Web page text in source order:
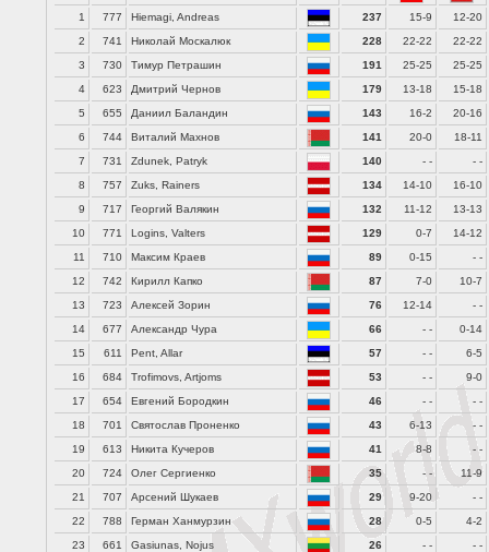
1
777 Hiemagi, Andreas 237 15-9
12-20
2
741 Николай Москалюк 228 22-22
22-22
3
730 Тимур Петрашин 191 25-25
25-25
4
623 Дмитрий Чернов 179 13-18
15-18
5
655 Даниил Баландин 143 16-2
20-16
6
744 Виталий Махнов 141 20-0
18-11
7
731 Zdunek, Patryk 140 - -
- -
8
757 Zuks, Rainers 134 14-10
16-10
9
717 Георгий Валякин 132 11-12
13-13
10
771 Logins, Valters 129 0-7
14-12
11
710 Максим Краев 89 0-15
- -
12
742 Кирилл Капко 87 7-0
10-7
13
723 Алексей Зорин 76 12-14
- -
14
677 Александр Чура 66 - -
0-14
15
611 Pent, Allar 57 - -
6-5
16
684 Trofimovs, Artjoms 53 - -
9-0
17
654 Евгений Бородкин 46 - -
- -
18
701 Святослав Проненко 43 6-13
- -
19
613 Никита Кучеров 41 8-8
- -
20
724 Олег Сергиенко 35 - -
11-9
21
707 Арсений Шукаев 29 9-20
- -
22
788 Герман Ханмурзин 28 0-5
4-2
23
661 Gasiunas, Nojus 26 - -
- -